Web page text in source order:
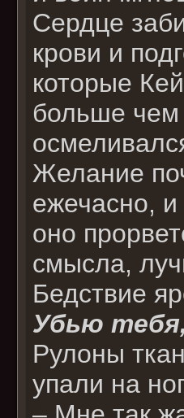
Сердце
крови и
которые
больше
Желание
ежечасно,
оно
смысла,
Бедствие
Убью
Рулоны
упали на